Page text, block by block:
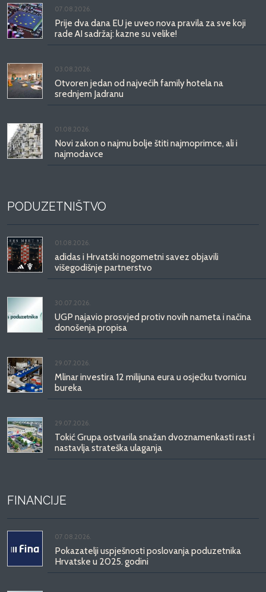
07.08.2026.
Prije dva dana EU je uveo nova pravila za sve koji
rade AI sadržaj: kazne su velike!
03.08.2026.
Otvoren jedan od najvećih family hotela na
srednjem Jadranu
01.08.2026.
Novi zakon o najmu bolje štiti najmoprimce, ali i
najmodavce
PODUZETNIŠTVO
01.08.2026.
adidas i Hrvatski nogometni savez objavili
višegodišnje partnerstvo
30.07.2026.
UGP najavio prosvjed protiv novih nameta i načina
donošenja propisa
29.07.2026.
Mlinar investira 12 milijuna eura u osječku tvornicu
bureka
29.07.2026.
Tokić Grupa ostvarila snažan dvoznamenkasti rast i
nastavlja strateška ulaganja
FINANCIJE
07.08.2026.
Pokazatelji uspješnosti poslovanja poduzetnika
Hrvatske u 2025. godini